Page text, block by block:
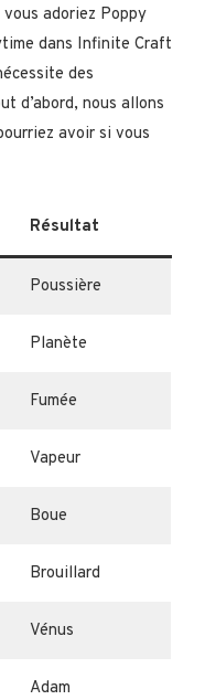
adoriez Poppy
dans Infinite Craft
des
d’abord, nous allons
avoir si vous
Résultat
Poussière
Planète
Fumée
Vapeur
Boue
Brouillard
Vénus
Adam